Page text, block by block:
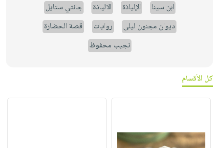
ابن سينا
الإلياذة الالياذة
جانتي ستايل
ديوان مجنون ليلى
روايات
قصة الحضارة
نجيب محفوظ
كل الأقسام